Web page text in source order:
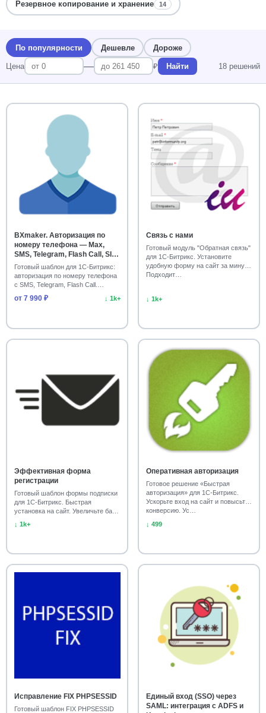
Резервное копирование и хранение 14
По популярности Дешевле Дороже
Цена — ₽ Найти 18 решений
BXmaker. Авторизация по
номеру телефона — Max,
SMS, Telegram, Flash Call, SIM-
Push, PushOK
Готовый шаблон для 1С-Битрикс:
авторизация по номеру телефона
с SMS, Telegram, Flash Call.
Установит…
от 7 990 ₽ ↓ 1k+
Связь с нами
Готовый модуль "Обратная связь"
для 1С-Битрикс. Установите
удобную форму на сайт за минуту.
Подходит…
↓ 1k+
Эффективная форма
регистрации
Готовый шаблон формы подписки
для 1С-Битрикс. Быстрая
установка на сайт. Увеличьте базу
↓ 1k+
Оперативная авторизация
Готовое решение «Быстрая
авторизация» для 1С-Битрикс.
Ускорьте вход на сайт и повысьте
конверсию. Ус…
↓ 499
Исправление FIX PHPSESSID
Готовый шаблон FIX PHPSESSID
Единый вход (SSO) через
SAML: интеграция с ADFS и